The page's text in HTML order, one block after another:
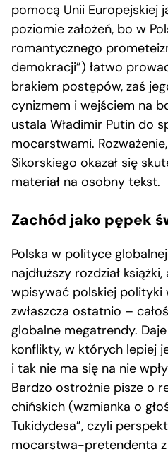
pomocą Unii Europejskiej
poziomie założeń, bo w
romantycznego
demokracji”) łatwo
brakiem postępów, zaś
cynizmem i wejściem na
ustala Władimir Putin do
mocarstwami.
Sikorskiego okazał się
materiał na osobny tekst.
Zachód jako pępek
Polska w polityce
najdłuższy rozdział
wpisywać polskiej polityki
zwłaszcza ostatnio –
globalne megatrendy.
konflikty, w których lepiej
i tak nie ma się na nie
Bardzo ostrożnie pisze o
chińskich (wzmianka o
Tukidydesa”, czyli
mocarstwa-pretendenta